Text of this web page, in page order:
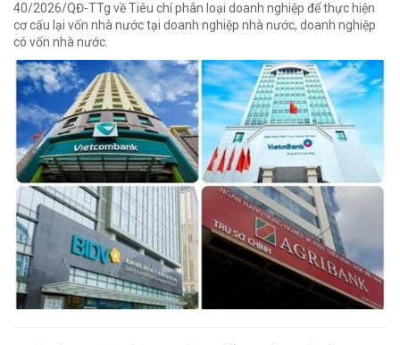
40/2026/QĐ-TTg về Tiêu chí phân loại doanh nghiệp để thực hiện
cơ cấu lại vốn nhà nước tại doanh nghiệp nhà nước, doanh nghiệp
có vốn nhà nước.